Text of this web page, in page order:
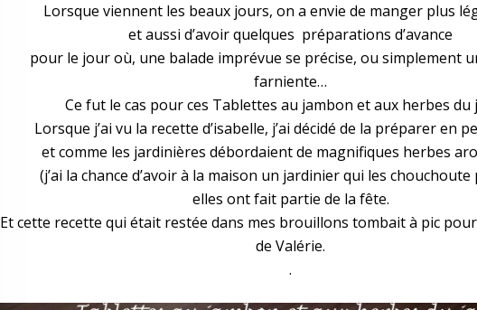
Lorsque viennent les beaux jours, on a envie de manger plus
et aussi d’avoir quelques préparations d’avance
pour le jour où, une balade imprévue se précise, ou simplement
farniente…
Ce fut le cas pour ces Tablettes au jambon et aux herbes du
Lorsque j’ai vu la recette d’isabelle, j’ai décidé de la préparer en
et comme les jardinières débordaient de magnifiques herbes
(j’ai la chance d’avoir à la maison un jardinier qui les
elles ont fait partie de la fête.
Et cette recette qui était restée dans mes brouillons tombait à pic
de Valérie.
.